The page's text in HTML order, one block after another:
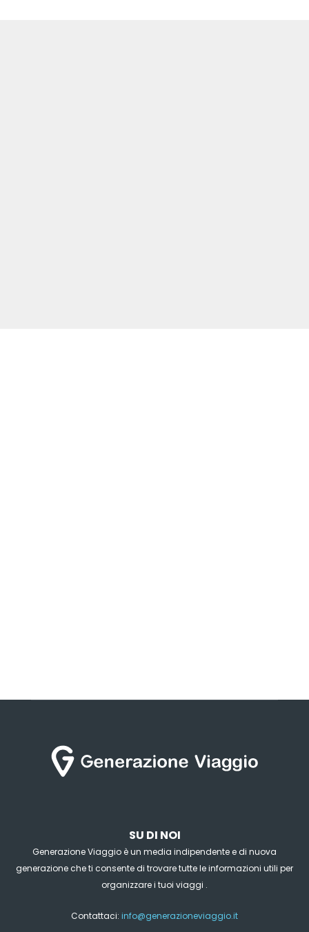
SU DI NOI
Generazione Viaggio è un media indipendente e di nuova
generazione che ti consente di trovare tutte le informazioni utili per
organizzare i tuoi viaggi .
Contattaci: info@generazioneviaggio.it